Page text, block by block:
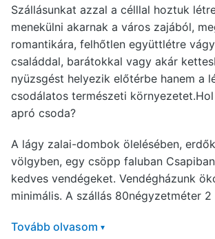
Szállásunkat azzal a célllal hoztuk
menekülni akarnak a város zajából,
romantikára, felhőtlen együttlétre
családdal, barátokkal vagy akár
nyüzsgést helyezik előtérbe hanem a
csodálatos természeti
apró csoda?
A lágy zalai-dombok ölelésében,
völgyben, egy csöpp faluban
kedves vendégeket. Vendégházunk
minimális. A szállás 80négyzetméter 2
Tovább olvasom ▾